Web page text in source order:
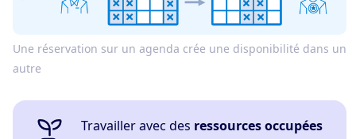
Une réservation sur un agenda crée une disponibilité dans un
autre
Travailler avec des ressources occupées